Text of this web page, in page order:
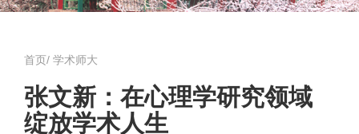
首页/ 学术师大
张文新：在心理学研究领域
绽放学术人生